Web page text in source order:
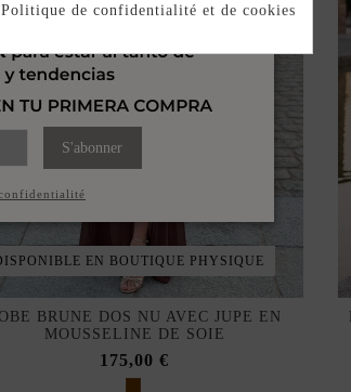
EN BOUTIQUE PHYSIQUE
BRUNE DOS NU AVEC JUPE EN
MOUSSELINE DE SOIE
175,00 €
S'abonner
Politique de confidentialité et de cookies